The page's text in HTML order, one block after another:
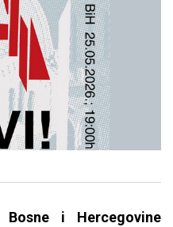
i Hercegovine